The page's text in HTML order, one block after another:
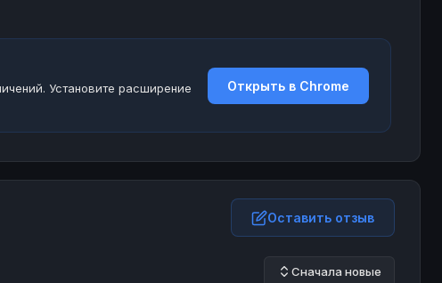
Установите расширение
Открыть в Chrome
Оставить отзыв
Сначала новые